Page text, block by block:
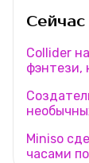
Collider
фэнтези,
Miniso
часами